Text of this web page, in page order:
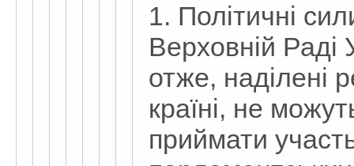
1. Політичні
Верховній Раді
отже, наділені
країні, не
приймати